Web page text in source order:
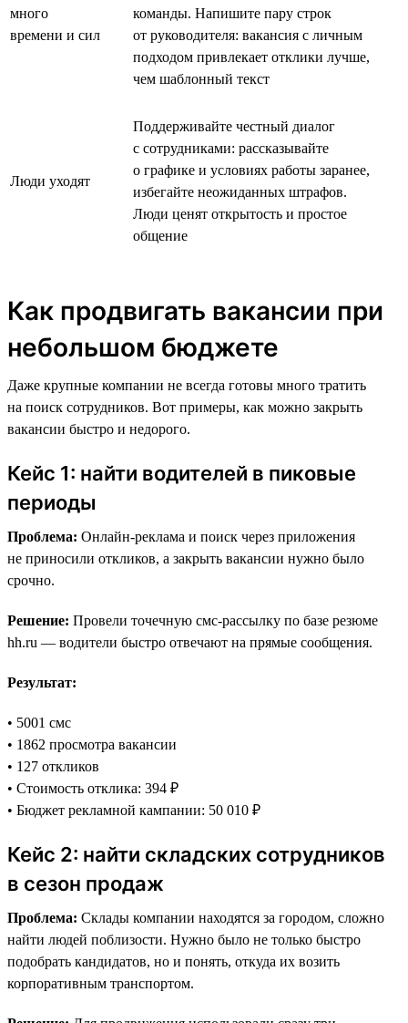
много
времени и сил
команды. Напишите пару строк
от руководителя: вакансия с личным
подходом привлекает отклики лучше,
чем шаблонный текст
Люди уходят
Поддерживайте честный диалог
с сотрудниками: рассказывайте
о графике и условиях работы заранее,
избегайте неожиданных штрафов.
Люди ценят открытость и простое
общение
Как продвигать вакансии при
небольшом бюджете
Даже крупные компании не всегда готовы много тратить
на поиск сотрудников. Вот примеры, как можно закрыть
вакансии быстро и недорого.
Кейс 1: найти водителей в пиковые
периоды
Проблема: Онлайн-реклама и поиск через приложения
не приносили откликов, а закрыть вакансии нужно было
срочно.
Решение: Провели точечную смс-рассылку по базе резюме
hh.ru — водители быстро отвечают на прямые сообщения.
Результат:
• 5001 смс
• 1862 просмотра вакансии
• 127 откликов
• Стоимость отклика: 394 ₽
• Бюджет рекламной кампании: 50 010 ₽
Кейс 2: найти складских сотрудников
в сезон продаж
Проблема: Склады компании находятся за городом, сложно
найти людей поблизости. Нужно было не только быстро
подобрать кандидатов, но и понять, откуда их возить
корпоративным транспортом.